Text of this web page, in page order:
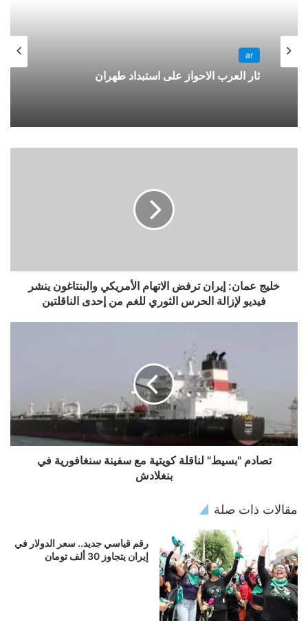
ar
ثار العرب الاحواز على استبداد طهران
خليج عمان: إيران ترفض الاتهام الأمريكي والبنتاغون ينشر
فيديو لإزالة الحرس الثوري للغم من إحدى الناقلتين
تصادم "بسيط" لناقلة كويتية مع سفينة سنغافورية في
بنغلادش
مقالات ذات صلة
رقم قياسي جديد.. سعر الدولار في
إيران يتجاوز 30 ألف تومان